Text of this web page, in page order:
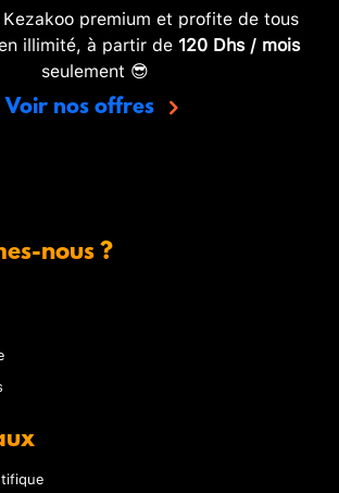
premium et profite de tous
illimité, à partir de 120 Dhs / mois
seulement 😎
Voir nos offres
nous ?